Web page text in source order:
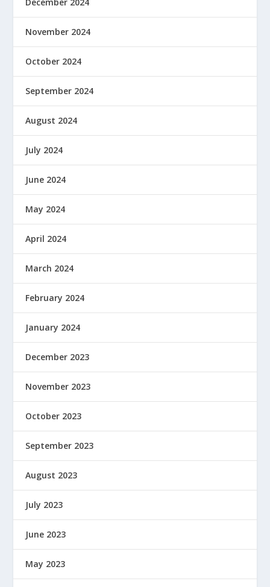
November 2024
October 2024
September 2024
August 2024
July 2024
June 2024
May 2024
April 2024
March 2024
February 2024
January 2024
December 2023
November 2023
October 2023
September 2023
August 2023
July 2023
June 2023
May 2023